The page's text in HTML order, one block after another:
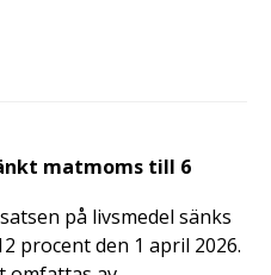
matmoms till 6
på livsmedel sänks
procent den 1 april 2026.